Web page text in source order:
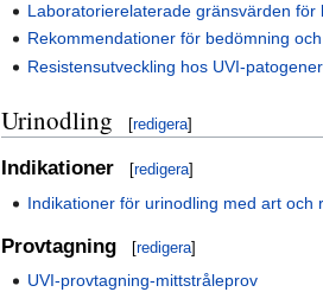
Laboratorierelaterade gränsvärden för
Rekommendationer för bedömning
Resistensutveckling hos UVI-patogener
Urinodling [redigera]
Indikationer [redigera]
Indikationer för urinodling med art och
Provtagning [redigera]
UVI-provtagning-mittstråleprov